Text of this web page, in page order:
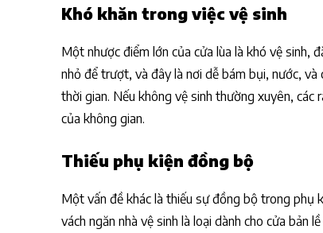
Khó khăn trong việc vệ sinh
Một nhược điểm lớn của cửa lùa là khó vệ sinh,
nhỏ để trượt, và đây là nơi dễ bám bụi, nước,
thời gian. Nếu không vệ sinh thường xuyên, các
của không gian.
Thiếu phụ kiện đồng bộ
Một vấn đề khác là thiếu sự đồng bộ trong phụ
vách ngăn nhà vệ sinh là loại dành cho cửa bản